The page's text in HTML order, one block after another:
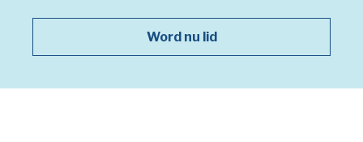
Word nu lid